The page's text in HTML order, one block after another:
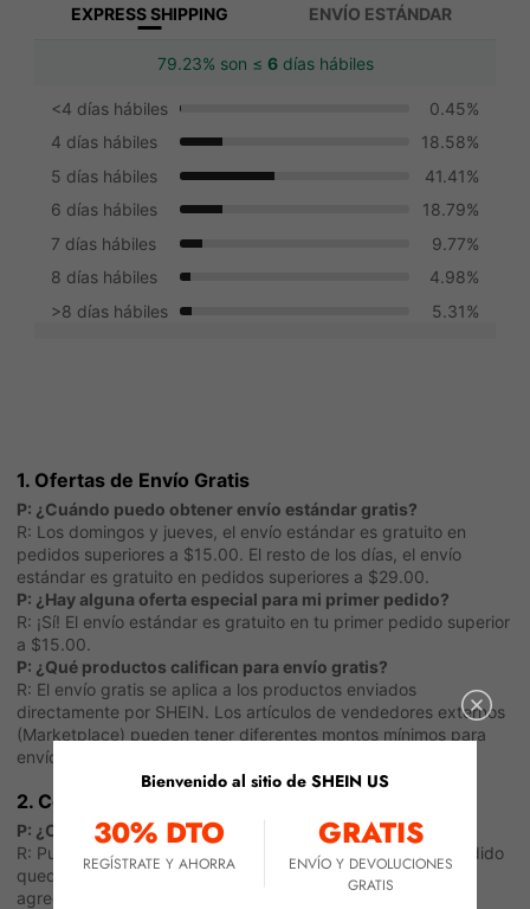
EXPRESS SHIPPING ENVÍO ESTÁNDAR
79.23% son ≤ 6días hábiles
<4 días hábiles
4 días hábiles
5 días hábiles
6 días hábiles
7 días hábiles
8 días hábiles
>8 días hábiles
0.45%
18.58%
41.41%
18.79%
9.77%
4.98%
5.31%
1. Ofertas de Envío Gratis
P: ¿Cuándo puedo obtener envío estándar gratis?
R: Los domingos y jueves, el envío estándar es gratuito en
pedidos superiores a $15.00. El resto de los días, el envío
estándar es gratuito en pedidos superiores a $29.00.
P: ¿Hay alguna oferta especial para mi primer pedido?
R: ¡Sí! El envío estándar es gratuito en tu primer pedido superior
a $15.00.
P: ¿Qué productos califican para envío gratis?
R: El envío gratis se aplica a los productos enviados
directamente por SHEIN. Los artículos de vendedores externos
(Marketplace) pueden tener diferentes montos mínimos para
envío gratis.
2. Costos y Cancelaciones
P: ¿Cancelar un artículo afecta el envío gratis?
R: Puede afectar. Si al cancelar un artículo el total de tu pedido
queda por debajo del monto mínimo para envío gratis, se
agregará a tu pedido la tarifa de envío correspondiente.
Bienvenido al sitio de SHEIN US
30% DTO
REGÍSTRATE Y AHORRA
GRATIS
ENVÍO Y DEVOLUCIONES
GRATIS